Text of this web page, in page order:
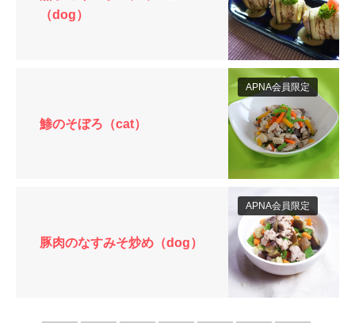
（dog）
APNA会員限定
鯵のそぼろ（cat）
APNA会員限定
豚肉のなすみそ炒め（dog）